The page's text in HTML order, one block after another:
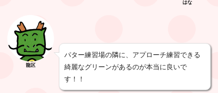
はな
龍区
パター練習場の隣に、アプローチ練習できる
綺麗なグリーンがあるのが本当に良いで
す！！